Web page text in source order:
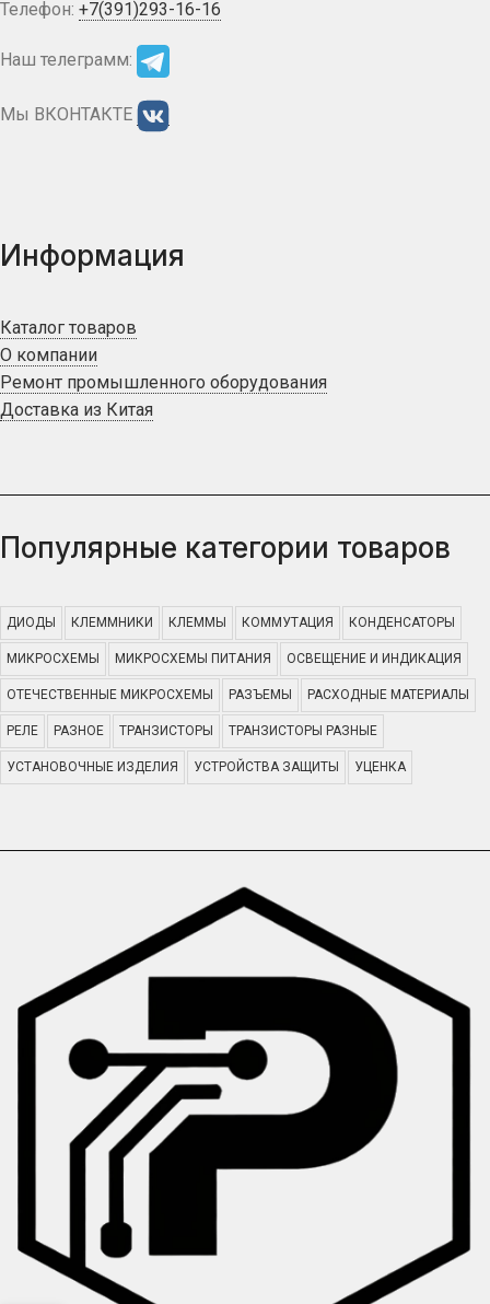
Телефон: +7(391)293-16-16
Наш телеграмм:
Мы ВКОНТАКТЕ
Информация
Каталог товаров
О компании
Ремонт промышленного оборудования
Доставка из Китая
Популярные категории товаров
ДИОДЫ КЛЕММНИКИ КЛЕММЫ КОММУТАЦИЯ КОНДЕНСАТОРЫ
МИКРОСХЕМЫ МИКРОСХЕМЫ ПИТАНИЯ ОСВЕЩЕНИЕ И ИНДИКАЦИЯ
ОТЕЧЕСТВЕННЫЕ МИКРОСХЕМЫ РАЗЪЕМЫ РАСХОДНЫЕ МАТЕРИАЛЫ
РЕЛЕ РАЗНОЕ ТРАНЗИСТОРЫ ТРАНЗИСТОРЫ РАЗНЫЕ
УСТАНОВОЧНЫЕ ИЗДЕЛИЯ УСТРОЙСТВА ЗАЩИТЫ УЦЕНКА